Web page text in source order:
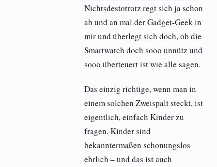
Nichtsdestotrotz regt sich ja schon
ab und an mal der Gadget-Geek in
mir und überlegt sich doch, ob die
Smartwatch doch sooo unnütz und
sooo überteuert ist wie alle sagen.
Das einzig richtige, wenn man in
einem solchen Zweispalt steckt, ist
eigentlich, einfach Kinder zu
fragen. Kinder sind
bekanntermaßen schonungslos
ehrlich – und das ist auch